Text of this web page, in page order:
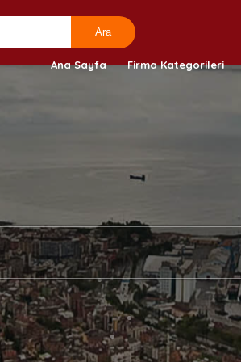
Ana Sayfa Firma Kategorileri